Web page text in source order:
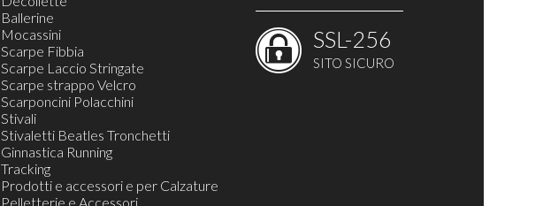
Ballerine
Mocassini
Scarpe Fibbia
Scarpe Laccio Stringate
Scarpe strappo Velcro
Scarponcini Polacchini
Stivali
Stivaletti Beatles Tronchetti
Ginnastica Running
Tracking
Prodotti e accessori e per Calzature
Pelletterie e Accessori
SSL-256
SITO SICURO